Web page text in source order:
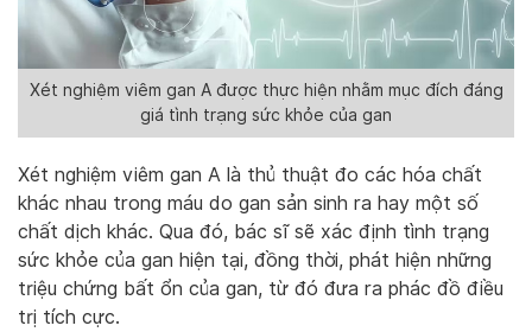
Xét nghiệm viêm gan A được thực hiện nhằm mục đích đáng
giá tình trạng sức khỏe của gan
Xét nghiệm viêm gan A là thủ thuật đo các hóa chất
khác nhau trong máu do gan sản sinh ra hay một số
chất dịch khác. Qua đó, bác sĩ sẽ xác định tình trạng
sức khỏe của gan hiện tại, đồng thời, phát hiện những
triệu chứng bất ổn của gan, từ đó đưa ra phác đồ điều
trị tích cực.